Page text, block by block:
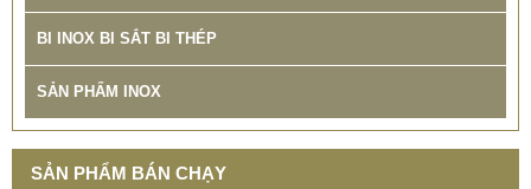
BI INOX BI SẮT BI THÉP
SẢN PHẨM INOX
SẢN PHẨM BÁN CHẠY